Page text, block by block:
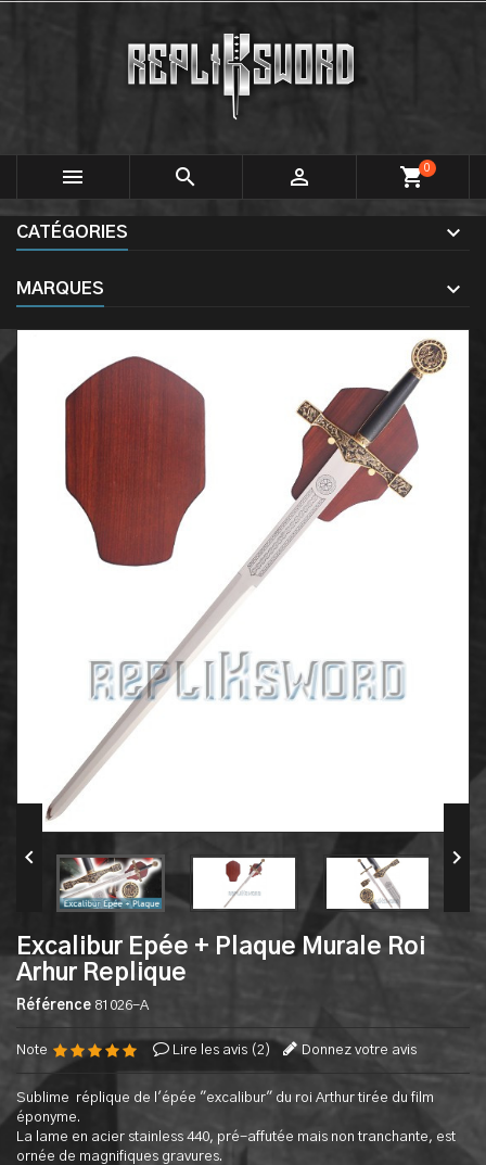
   shopping_cart0
CATÉGORIES
MARQUES
 
Excalibur Epée + Plaque Murale Roi
Arhur Replique
Référence 81026-A
Note Lire les avis (2 ) Donnez votre avis
Sublime réplique de l'épée "excalibur" du roi Arthur tirée du film
éponyme.
La lame en acier stainless 440, pré-affutée mais non tranchante, est
ornée de magnifiques gravures.